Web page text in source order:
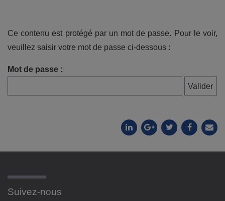
Ce contenu est protégé par un mot de passe. Pour le voir,
veuillez saisir votre mot de passe ci-dessous :
Mot de passe :
Suivez-nous